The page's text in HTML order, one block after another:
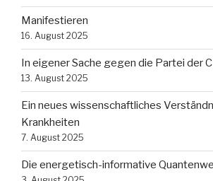
Manifestieren
16. August 2025
In eigener Sache gegen die Partei der
13. August 2025
Ein neues wissenschaftliches
Krankheiten
7. August 2025
Die energetisch-informative